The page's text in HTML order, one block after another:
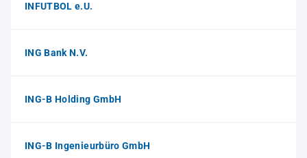
INFUTBOL e.U.
ING Bank N.V.
ING-B Holding GmbH
ING-B Ingenieurbüro GmbH